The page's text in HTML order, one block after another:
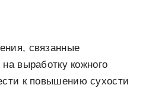
связанные
выработку кожного
к повышению сухости